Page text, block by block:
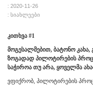
: 2020-11-26
: სიახლეები
კითხვა #1
მოგესალმებით, ბატონო
ზოგადად პილოტირების
საჭიროა თუ არა, ყოველმა
ვფიქრობ, პილოტირების